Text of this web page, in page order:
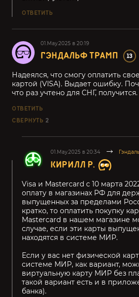
ОТВЕТИТЬ
01.May.2025 в 20:19
ГЭНДАЛЬФ ТРАМП 13
Надеялся, что смогу оплатить
картой (VISA). Выдает ошибку.
что раз учтено для СНГ, получится.
ОТВЕТИТЬ
СВЕРНУТЬ 2
01.May.2025 в 20:34
КИРИЛЛ Р.
Visa и Mastercard с 10 марта
оплату в магазинах РФ для
выпущенных за пределами
кратко, то оплатить покупку
Mastercard в нашем магазине
случае, если эти карты
находятся в системе МИР.
Если у вас нет физической
системе МИР, как вариант,
виртуальную карту МИР без
такой вариант есть и в
банка).